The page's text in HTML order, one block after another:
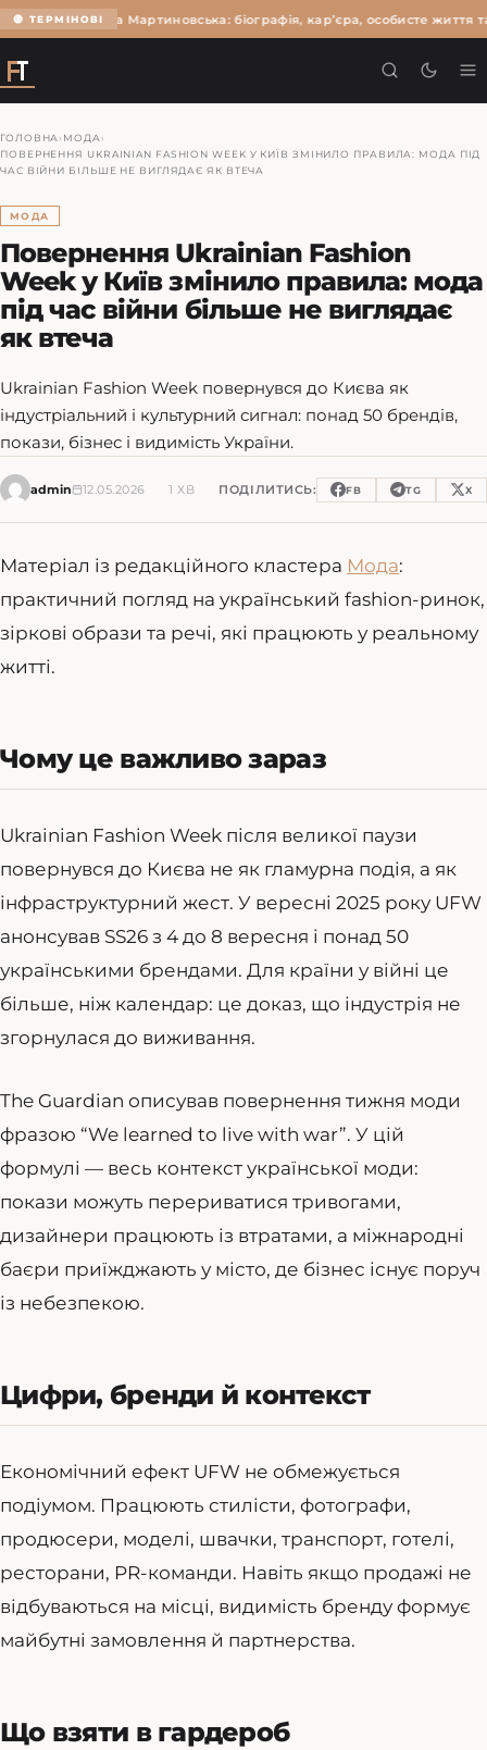
🔴 ТЕРМІНОВІОльга Мартиновська: біографія, кар’єра, особисте життя
ГОЛОВНА › МОДА ›
ПОВЕРНЕННЯ UKRAINIAN FASHION WEEK У КИЇВ ЗМІНИЛО ПРАВИЛА: МОДА ПІД
ЧАС ВІЙНИ БІЛЬШЕ НЕ ВИГЛЯДАЄ ЯК ВТЕЧА
МОДА
Повернення Ukrainian Fashion
Week у Київ змінило правила: мода
під час війни більше не виглядає
як втеча
Ukrainian Fashion Week повернувся до Києва як
індустріальний і культурний сигнал: понад 50 брендів,
покази, бізнес і видимість України.
admin 12.05.2026 1 ХВ ПОДІЛИТИСЬ: FB TG X
Матеріал із редакційного кластера Мода:
практичний погляд на український fashion-ринок,
зіркові образи та речі, які працюють у реальному
житті.
Чому це важливо зараз
Ukrainian Fashion Week після великої паузи
повернувся до Києва не як гламурна подія, а як
інфраструктурний жест. У вересні 2025 року UFW
анонсував SS26 з 4 до 8 вересня і понад 50
українськими брендами. Для країни у війні це
більше, ніж календар: це доказ, що індустрія не
згорнулася до виживання.
The Guardian описував повернення тижня моди
фразою “We learned to live with war”. У цій
формулі — весь контекст української моди:
покази можуть перериватися тривогами,
дизайнери працюють із втратами, а міжнародні
баєри приїжджають у місто, де бізнес існує поруч
із небезпекою.
Цифри, бренди й контекст
Економічний ефект UFW не обмежується
подіумом. Працюють стилісти, фотографи,
продюсери, моделі, швачки, транспорт, готелі,
ресторани, PR-команди. Навіть якщо продажі не
відбуваються на місці, видимість бренду формує
майбутні замовлення й партнерства.
Що взяти в гардероб